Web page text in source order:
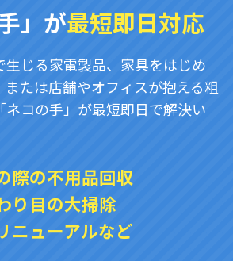
」が最短即日対応
生じる家電製品、家具をはじめ
または店舗やオフィスが抱える粗
ネコの手」が最短即日で解決い
際の不用品回収
り目の大掃除
ニューアルなど